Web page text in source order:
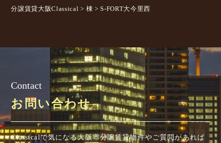
分譲賃貸大阪Classical > 棟 >S-FORT大今里西
Contact
お問い合わせ
Classicalで気になる大阪市分譲賃貸物件やご質問があれば